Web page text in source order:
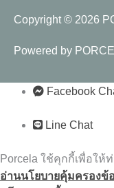
Copyright © 2026
Powered by
Facebook
Line Chat
Porcela ใช้คุกกี้เพื่อใ
อ่านนโยบายคุ้มครองข้